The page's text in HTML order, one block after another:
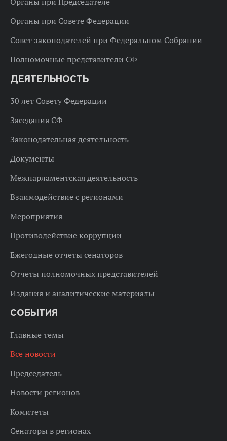
Органы при Совете Федерации
Совет законодателей при Федеральном Собрании
Полномочные представители СФ
ДЕЯТЕЛЬНОСТЬ
30 лет Совету Федерации
Заседания СФ
Законодательная деятельность
Документы
Межпарламентская деятельность
Взаимодействие с регионами
Мероприятия
Противодействие коррупции
Ежегодные отчеты сенаторов
Отчеты полномочных представителей
Издания и аналитические материалы
СОБЫТИЯ
Главные темы
Все новости
Председатель
Новости регионов
Комитеты
Сенаторы в регионах